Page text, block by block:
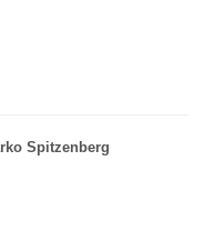
Spitzenberg